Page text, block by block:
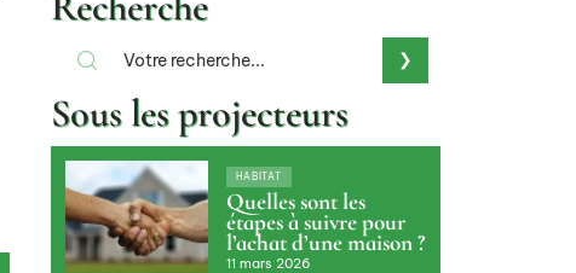
Sous les projecteurs
HABITAT
Quelles sont les
étapes à suivre pour
l’achat d’une maison ?
11 mars 2026